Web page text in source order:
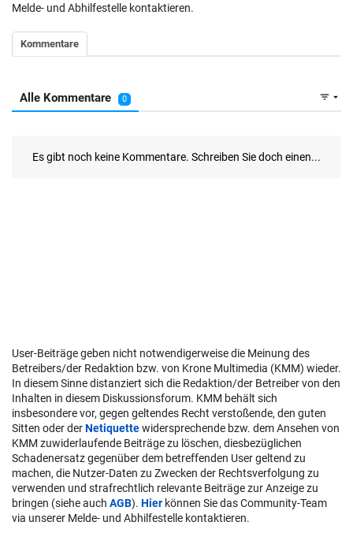
Melde- und Abhilfestelle kontaktieren.
User-Beiträge geben nicht notwendigerweise die Meinung des
Betreibers/der Redaktion bzw. von Krone Multimedia (KMM) wieder.
In diesem Sinne distanziert sich die Redaktion/der Betreiber von den
Inhalten in diesem Diskussionsforum. KMM behält sich
insbesondere vor, gegen geltendes Recht verstoßende, den guten
Sitten oder derNetiquettewidersprechende bzw. dem Ansehen von
KMM zuwiderlaufende Beiträge zu löschen, diesbezüglichen
Schadenersatz gegenüber dem betreffenden User geltend zu
machen, die Nutzer-Daten zu Zwecken der Rechtsverfolgung zu
verwenden und strafrechtlich relevante Beiträge zur Anzeige zu
bringen (siehe auch AGB). Hier können Sie das Community-Team
via unserer Melde- und Abhilfestelle kontaktieren.